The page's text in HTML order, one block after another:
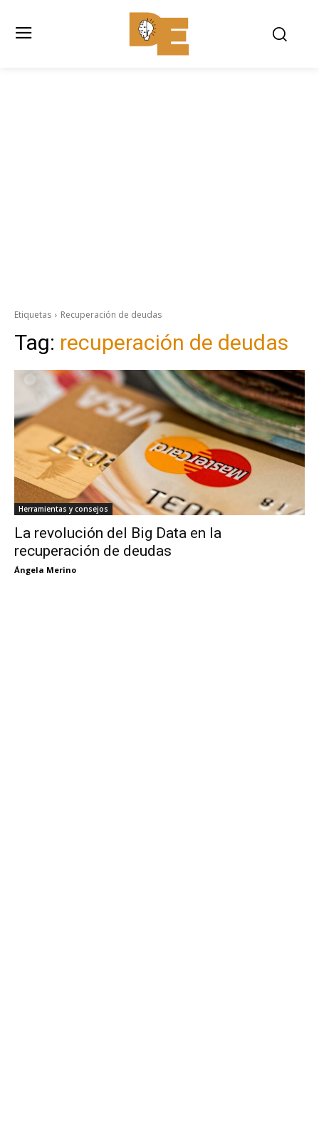
Etiquetas Recuperación de deudas
Tag: recuperación de deudas
Herramientas y consejos
La revolución del Big Data en la
recuperación de deudas
Ángela Merino